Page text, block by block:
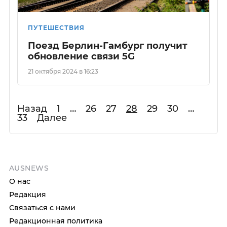
ПУТЕШЕСТВИЯ
Поезд Берлин-Гамбург получит
обновление связи 5G
21 октября 2024 в 16:23
Назад 1 … 26 27 28 29 30
…
33
Далее
AUSNEWS
О нас
Редакция
Связаться с нами
Редакционная политика